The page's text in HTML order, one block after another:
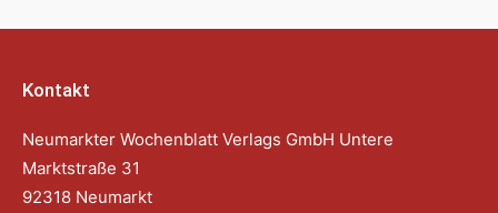
Kontakt
Neumarkter Wochenblatt Verlags GmbH Untere
Marktstraße 31
92318 Neumarkt